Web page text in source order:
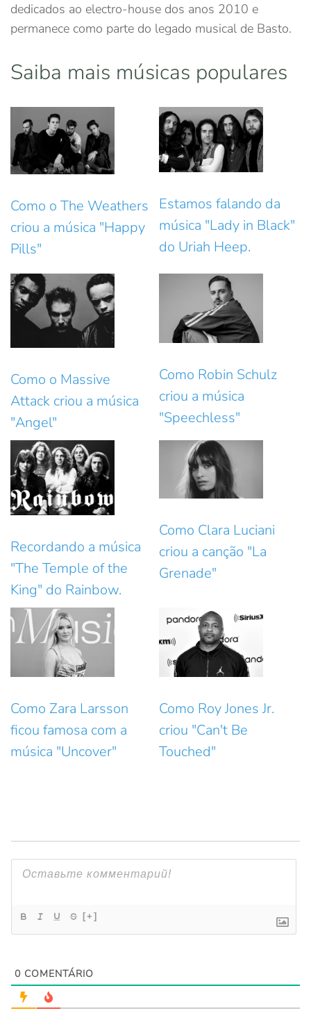
dedicados ao electro-house dos anos 2010 e
permanece como parte do legado musical de Basto.
Saiba mais músicas populares
Como o The Weathers
criou a música "Happy
Pills"
Estamos falando da
música "Lady in Black"
do Uriah Heep.
Como o Massive
Attack criou a música
"Angel"
Como Robin Schulz
criou a música
"Speechless"
Recordando a música
"The Temple of the
King" do Rainbow.
Como Clara Luciani
criou a canção "La
Grenade"
Como Zara Larsson
ficou famosa com a
música "Uncover"
Como Roy Jones Jr.
criou "Can't Be
Touched"
[+]
0 COMENTÁRIO